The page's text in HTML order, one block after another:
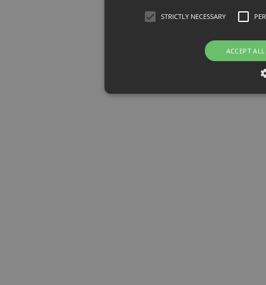
STRICTLY NECESSARY
ACCEPT ALL